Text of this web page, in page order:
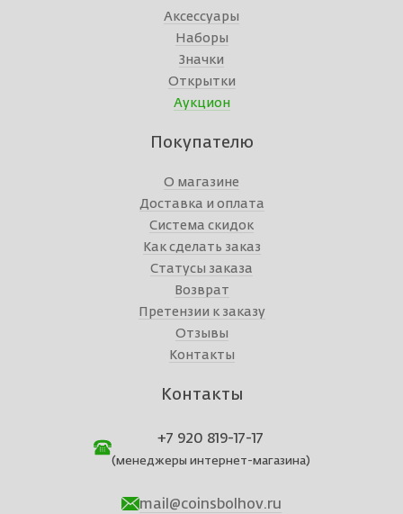
Аксессуары
Наборы
Значки
Открытки
Аукцион
Покупателю
О магазине
Доставка и оплата
Система скидок
Как сделать заказ
Статусы заказа
Возврат
Претензии к заказу
Отзывы
Контакты
Контакты
+7 920 819-17-17
(менеджеры интернет-магазина)
mail@coinsbolhov.ru